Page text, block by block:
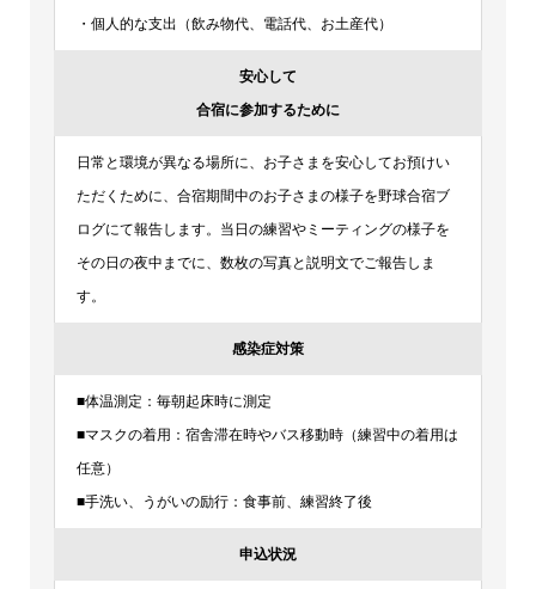
・個人的な支出（飲み物代、電話代、お土産代）
安心して
合宿に参加するために
日常と環境が異なる場所に、お子さまを安心してお預けい
ただくために、合宿期間中のお子さまの様子を野球合宿ブ
ログにて報告します。当日の練習やミーティングの様子を
その日の夜中までに、数枚の写真と説明文でご報告しま
す。
感染症対策
■体温測定：毎朝起床時に測定
■マスクの着用：宿舎滞在時やバス移動時（練習中の着用は
任意）
■手洗い、うがいの励行：食事前、練習終了後
申込状況